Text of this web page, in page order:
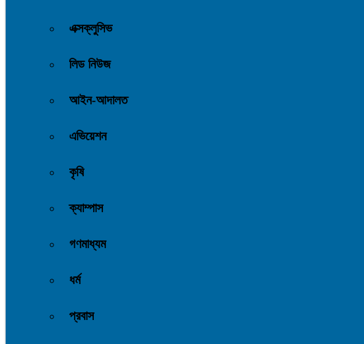
এক্সক্লুসিভ
লিড নিউজ
আইন-আদালত
এভিয়েশন
কৃষি
ক্যাম্পাস
গণমাধ্যম
ধর্ম
প্রবাস